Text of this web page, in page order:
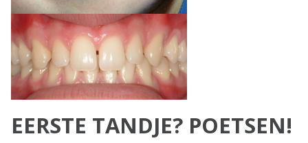
EERSTE TANDJE? POETSEN!